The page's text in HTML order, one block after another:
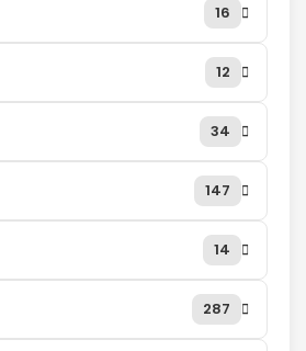
16
12
34
147
14
287